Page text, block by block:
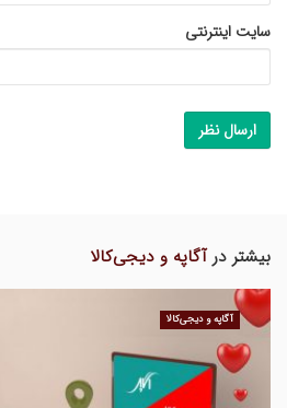
سایت اینترنتی
بیشتر درآگاپه و دیجی‌کالا
آگاپه و دیجی‌کالا